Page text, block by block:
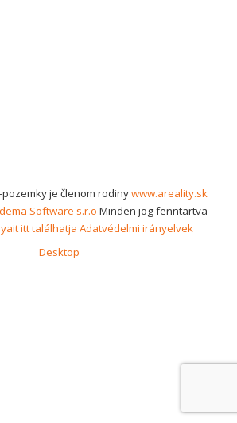
je členom rodinywww.areality.sk
Software s.r.o Minden jog fenntartva
itt találhatja Adatvédelmi irányelvek
Desktop